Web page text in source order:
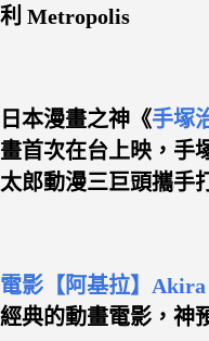
利 Metropolis
日本漫畫之神《手塚
畫首次在台上映，手
太郎動漫三巨頭攜手
電影【阿基拉】
經典的動畫電影，神